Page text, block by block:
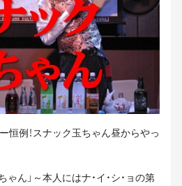
恒例！スナック玉ちゃん昼からやっ
ん」～本人にはナ・イ・シ・ョの第